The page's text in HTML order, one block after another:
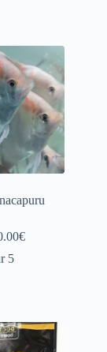
€Plage
5